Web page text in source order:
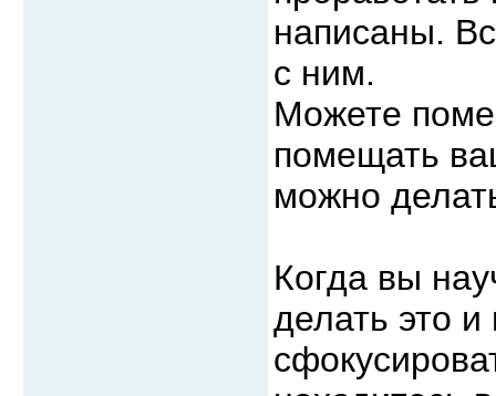
написаны.
с ним.
Можете
помещать
можно
Когда вы
делать это и